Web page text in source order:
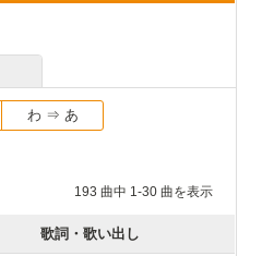
わ ⇒ あ
193 曲中 1-30 曲を表示
歌詞・歌い出し